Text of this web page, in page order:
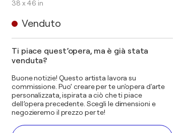
38 x 46 in
Venduto
Ti piace quest’opera, ma è già stata
venduta?
Buone notizie! Questo artista lavora su
commissione. Puo’ creare per te un'opera d'arte
personalizzata, ispirata a ciò che ti piace
dell’opera precedente. Scegli le dimensioni e
negozieremo il prezzo per te!